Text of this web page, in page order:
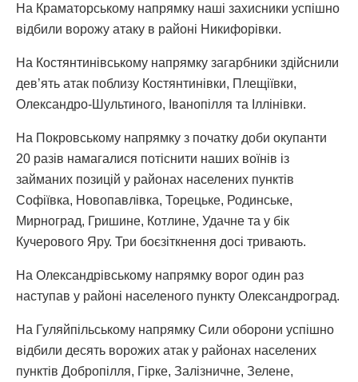
На Краматорському напрямку наші захисники успішно
відбили ворожу атаку в районі Никифорівки.
На Костянтинівському напрямку загарбники здійснили
дев’ять атак поблизу Костянтинівки, Плещіївки,
Олександро-Шультиного, Іванопілля та Іллінівки.
На Покровському напрямку з початку доби окупанти
20 разів намагалися потіснити наших воїнів із
займаних позицій у районах населених пунктів
Софіївка, Новопавлівка, Торецьке, Родинське,
Мирноград, Гришине, Котлине, Удачне та у бік
Кучерового Яру. Три боєзіткнення досі тривають.
На Олександрівському напрямку ворог один раз
наступав у районі населеного пункту Олександроград.
На Гуляйпільському напрямку Сили оборони успішно
відбили десять ворожих атак у районах населених
пунктів Добропілля, Гірке, Залізничне, Зелене,